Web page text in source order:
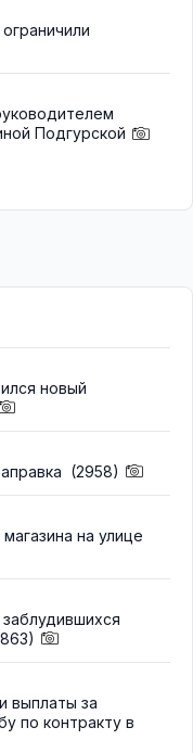
Подгурской
новый
(2958)
на улице
выплаты за
по контракту в